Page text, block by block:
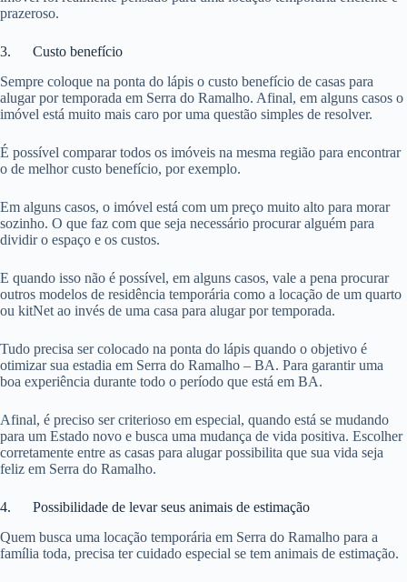
prazeroso.
3. Custo benefício
Sempre coloque na ponta do lápis o custo benefício de casas para
alugar por temporada em Serra do Ramalho. Afinal, em alguns casos o
imóvel está muito mais caro por uma questão simples de resolver.
É possível comparar todos os imóveis na mesma região para encontrar
o de melhor custo benefício, por exemplo.
Em alguns casos, o imóvel está com um preço muito alto para morar
sozinho. O que faz com que seja necessário procurar alguém para
dividir o espaço e os custos.
E quando isso não é possível, em alguns casos, vale a pena procurar
outros modelos de residência temporária como a locação de um quarto
ou kitNet ao invés de uma casa para alugar por temporada.
Tudo precisa ser colocado na ponta do lápis quando o objetivo é
otimizar sua estadia em Serra do Ramalho – BA. Para garantir uma
boa experiência durante todo o período que está em BA.
Afinal, é preciso ser criterioso em especial, quando está se mudando
para um Estado novo e busca uma mudança de vida positiva. Escolher
corretamente entre as casas para alugar possibilita que sua vida seja
feliz em Serra do Ramalho.
4. Possibilidade de levar seus animais de estimação
Quem busca uma locação temporária em Serra do Ramalho para a
família toda, precisa ter cuidado especial se tem animais de estimação.